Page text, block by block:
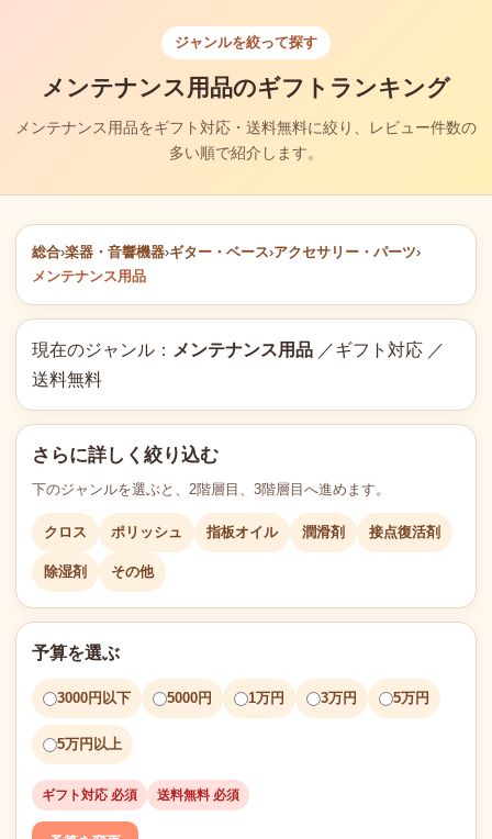
ジャンルを絞って探す
メンテナンス用品のギフトランキング
メンテナンス用品をギフト対応・送料無料に絞り、レビュー件数の
多い順で紹介します。
総合›楽器・音響機器›ギター・ベース›アクセサリー・パーツ›
メンテナンス用品
現在のジャンル： メンテナンス用品 ／ギフト対応 ／
送料無料
さらに詳しく絞り込む
下のジャンルを選ぶと、2階層目、3階層目へ進めます。
クロス ポリッシュ 指板オイル 潤滑剤 接点復活剤
除湿剤 その他
予算を選ぶ
3000円以下 5000円 1万円 3万円 5万円
5万円以上
ギフト対応 必須 送料無料 必須